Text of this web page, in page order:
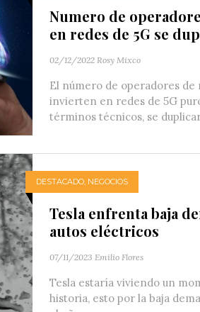
Numero de
en redes de 5G se
02/12/2022 Rosy Mixco
El número de operadores de
invierten en redes de 5G
términos técnicos, se
DESTACADO, NEGOCIOS
Tesla enfrenta baja
autos eléctricos
07/11/2023 Emilio Flores
Tesla estaría viviendo un
historia, esto por la baja